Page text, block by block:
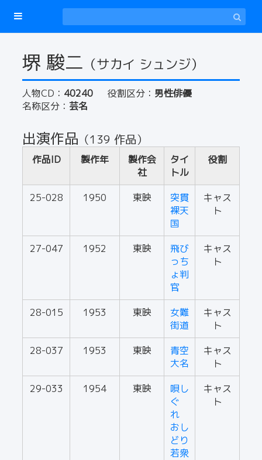
堺 駿二 （サカイ シュンジ）
人物CD： 40240 役割区分： 男性俳優
名称区分： 芸名
出演作品 （139 作品）
作品ID 製作年
製作会
社
タイ
トル
役割
25-028 1950 東映
突貫
裸天
国
キャス
ト
27-047 1952 東映
飛び
っち
ょ判
官
キャス
ト
28-015 1953 東映
女難
街道
キャス
ト
28-037
1953 東映
青空
大名
キャス
ト
29-033
1954 東映
唄し
ぐ
れ
おし
どり
若衆
キャス
ト